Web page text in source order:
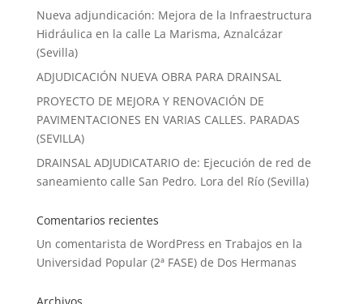
Nueva adjundicación: Mejora de la Infraestructura
Hidráulica en la calle La Marisma, Aznalcázar
(Sevilla)
ADJUDICACIÓN NUEVA OBRA PARA DRAINSAL
PROYECTO DE MEJORA Y RENOVACIÓN DE
PAVIMENTACIONES EN VARIAS CALLES. PARADAS
(SEVILLA)
DRAINSAL ADJUDICATARIO de: Ejecución de red de
saneamiento calle San Pedro. Lora del Río (Sevilla)
Comentarios recientes
Un comentarista de WordPress en Trabajos en la
Universidad Popular (2ª FASE) de Dos Hermanas